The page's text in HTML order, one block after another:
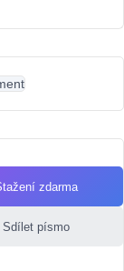
zdarma
Sdílet písmo